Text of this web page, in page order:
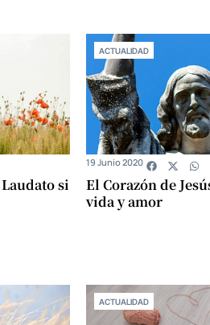
si
ACTUALIDAD
El Corazón de
vida y amor
19 Junio 2020
ACTUALIDAD